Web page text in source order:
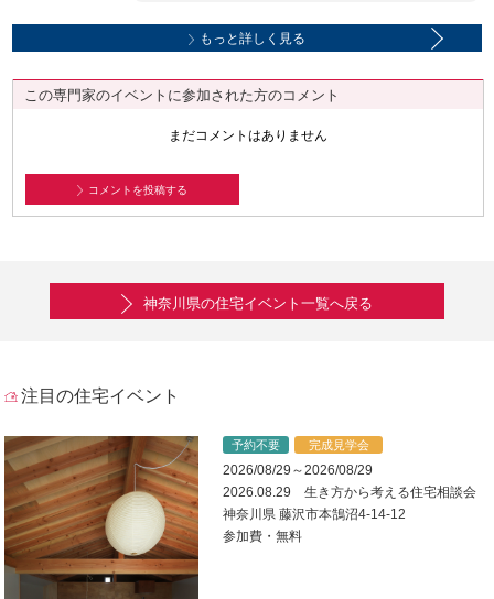
もっと詳しく見る
この専門家のイベントに参加された方のコメント
まだコメントはありません
コメントを投稿する
神奈川県の住宅イベント一覧へ戻る
注目の住宅イベント
予約不要 完成見学会
2026/08/29～2026/08/29
2026.08.29 生き方から考える住宅相談会
神奈川県 藤沢市本鵠沼4-14-12
参加費・無料